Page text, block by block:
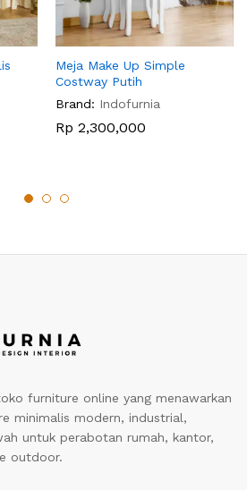
Meja Make Up Simple
Costway Putih
Brand: Indofurnia
Rp 2,300,000
furniture online yang menawarkan
minimalis modern, industrial,
untuk perabotan rumah, kantor,
outdoor.